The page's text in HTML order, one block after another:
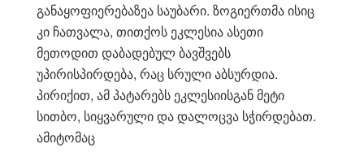
განაყოფიერებაზეა საუბარი. ზოგიერთმა ისიც
კი ჩათვალა, თითქოს ეკლესია ასეთი
მეთოდით დაბადებულ ბავშვებს
უპირისპირდება, რაც სრული აბსურდია.
პირიქით, ამ პატარებს ეკლესიისგან მეტი
სითბო, სიყვარული და დალოცვა სჭირდებათ.
ამიტომაც